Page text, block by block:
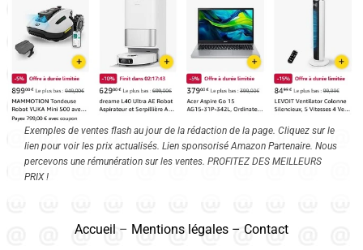
Exemples de ventes flash au jour de la rédaction de la page. Cliquez sur le
lien pour voir les prix actualisés. Lien sponsorisé Amazon Partenaire. Nous
percevons une rémunération sur les ventes. PROFITEZ DES MEILLEURS
PRIX !
Accueil – Mentions légales – Contact